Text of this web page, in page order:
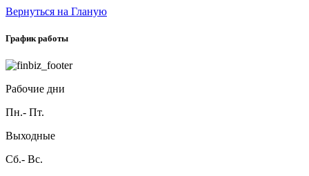
Вернуться на Гланую
График работы
Рабочие дни
Пн.- Пт.
Выходные
Сб.- Вс.